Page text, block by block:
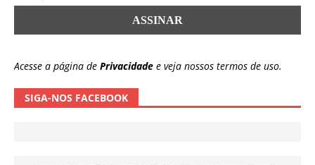
Acesse a página de Privacidade e veja nossos termos de uso.
SIGA-NOS FACEBOOK